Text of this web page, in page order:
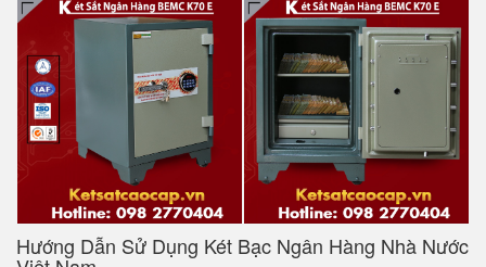
Hướng Dẫn Sử Dụng Két Bạc Ngân Hàng Nhà Nước